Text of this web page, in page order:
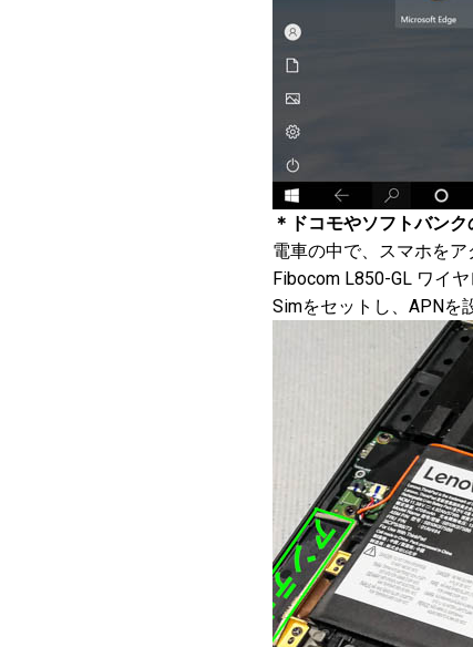
＊ドコモやソフトバンク
電車の中で、スマホをア
Fibocom L850-GL ワイ
Simをセットし、APNを